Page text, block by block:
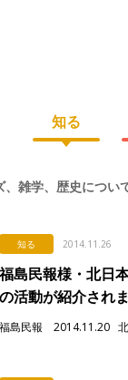
知る
、雑学、歴史につい
知る 2014.11.26
福島民報様・北日
の活動が紹介されま
福島民報 2014.11.20